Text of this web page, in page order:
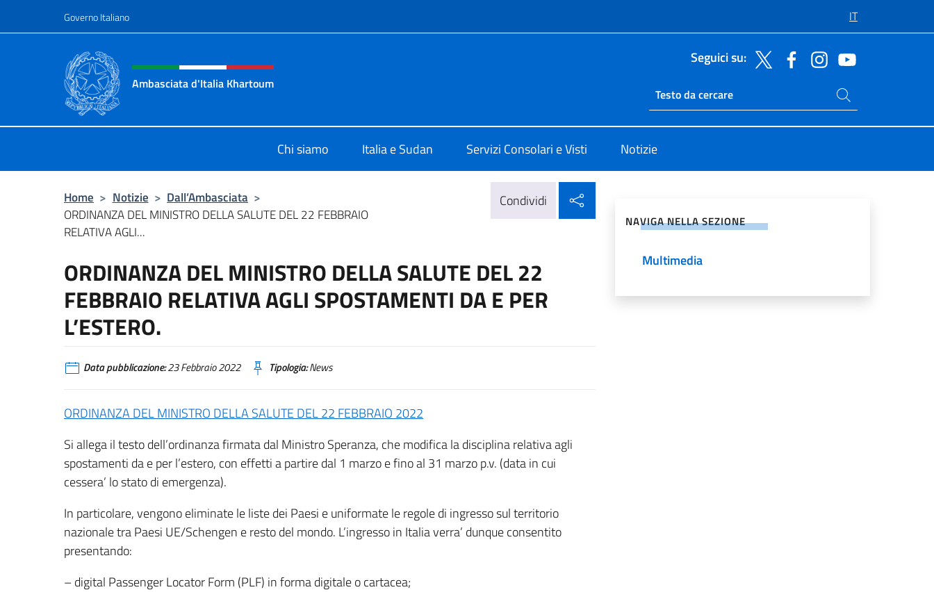
Governo Italiano IT
Intestazione sito, social e menù
Ambasciata d'Italia Khartoum
Seguici su:
Ricerca sito live
Cerca nel sito
Chi siamo Italia e Sudan Servizi Consolari e Visti Notizie
Home > Notizie > Dall’Ambasciata >
ORDINANZA DEL MINISTRO DELLA SALUTE DEL 22 FEBBRAIO
RELATIVA AGLI...
Condividi
ORDINANZA DEL MINISTRO DELLA SALUTE DEL 22
FEBBRAIO RELATIVA AGLI SPOSTAMENTI DA E PER
L’ESTERO.
Data pubblicazione:23 Febbraio 2022 Tipologia:News
ORDINANZA DEL MINISTRO DELLA SALUTE DEL 22 FEBBRAIO 2022
Si allega il testo dell’ordinanza firmata dal Ministro Speranza, che modifica la disciplina relativa agli
spostamenti da e per l’estero, con effetti a partire dal 1 marzo e fino al 31 marzo p.v. (data in cui
cessera’ lo stato di emergenza).
In particolare, vengono eliminate le liste dei Paesi e uniformate le regole di ingresso sul territorio
nazionale tra Paesi UE/Schengen e resto del mondo. L’ingresso in Italia verra’ dunque consentito
presentando:
– digital Passenger Locator Form (PLF) in forma digitale o cartacea;
NAVIGA NELLA SEZIONE
Multimedia